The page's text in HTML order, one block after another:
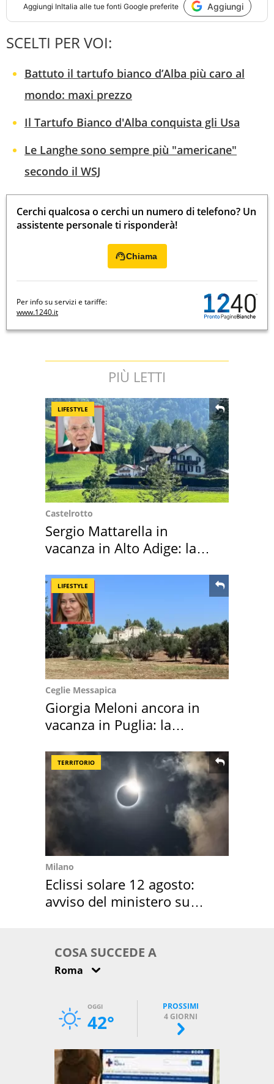
Aggiungi InItalia alle tue fonti Google preferite Aggiungi
SCELTI PER VOI:
Battuto il tartufo bianco d’Alba più caro al
mondo: maxi prezzo
Il Tartufo Bianco d'Alba conquista gli Usa
Le Langhe sono sempre più "americane"
secondo il WSJ
Cerchi qualcosa o cerchi un numero di telefono? Un
assistente personale ti risponderà!
Chiama
Per info su servizi e tariffe:
www.1240.it
PIÙ LETTI
LIFESTYLE
Castelrotto
Sergio Mattarella in
vacanza in Alto Adige: la
LIFESTYLE
Ceglie Messapica
Giorgia Meloni ancora in
vacanza in Puglia: la
TERRITORIO
Milano
Eclissi solare 12 agosto:
avviso del ministero su